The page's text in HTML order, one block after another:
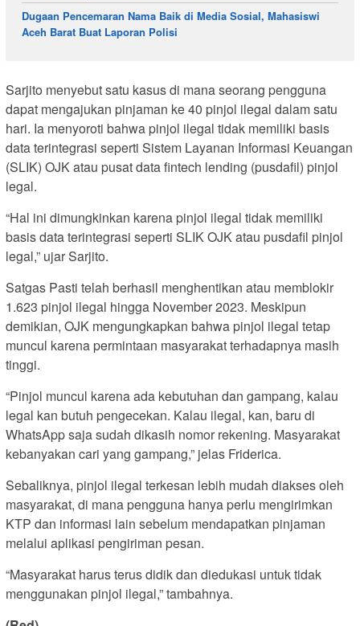
Dugaan Pencemaran Nama Baik di Media Sosial, Mahasiswi
Aceh Barat Buat Laporan Polisi
Sarjito menyebut satu kasus di mana seorang pengguna
dapat mengajukan pinjaman ke 40 pinjol ilegal dalam satu
hari. Ia menyoroti bahwa pinjol ilegal tidak memiliki basis
data terintegrasi seperti Sistem Layanan Informasi Keuangan
(SLIK) OJK atau pusat data fintech lending (pusdafil) pinjol
legal.
“Hal ini dimungkinkan karena pinjol ilegal tidak memiliki
basis data terintegrasi seperti SLIK OJK atau pusdafil pinjol
legal,” ujar Sarjito.
Satgas Pasti telah berhasil menghentikan atau memblokir
1.623 pinjol ilegal hingga November 2023. Meskipun
demikian, OJK mengungkapkan bahwa pinjol ilegal tetap
muncul karena permintaan masyarakat terhadapnya masih
tinggi.
“Pinjol muncul karena ada kebutuhan dan gampang, kalau
legal kan butuh pengecekan. Kalau ilegal, kan, baru di
WhatsApp saja sudah dikasih nomor rekening. Masyarakat
kebanyakan cari yang gampang,” jelas Friderica.
Sebaliknya, pinjol ilegal terkesan lebih mudah diakses oleh
masyarakat, di mana pengguna hanya perlu mengirimkan
KTP dan informasi lain sebelum mendapatkan pinjaman
melalui aplikasi pengiriman pesan.
“Masyarakat harus terus didik dan diedukasi untuk tidak
menggunakan pinjol ilegal,” tambahnya.